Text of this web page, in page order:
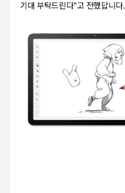
기대 부탁드린다”고 전했답니다.